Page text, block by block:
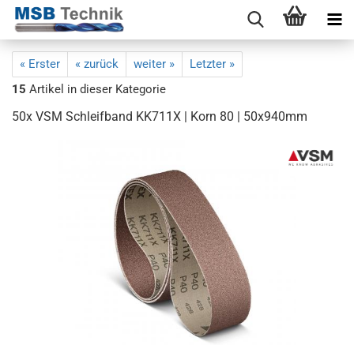
« Erster « zurück weiter »
Letzter »
15 Artikel in dieser Kategorie
50x VSM Schleifband KK711X | Korn 80 | 50x940mm